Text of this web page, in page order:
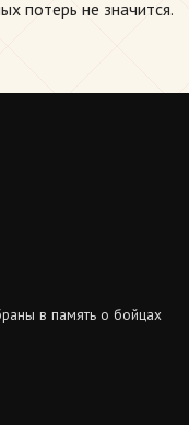
потерь не значится.
в память о бойцах